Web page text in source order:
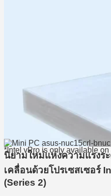
*Intel vPro is only available
นิยามใหม่แห่งความแรงร
เคลื่อนด้วยโปรเซสเซอร์
(Series 2)